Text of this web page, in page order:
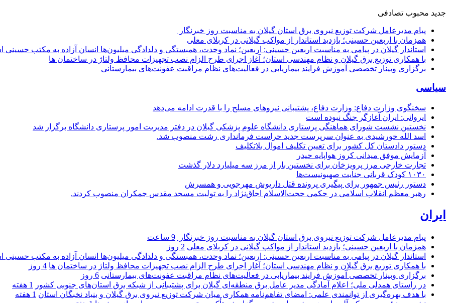
جدید محبوب تصادفی
پیام مدیرعامل شركت توزیع نیروی برق استان گیلان به مناسبت روز خبرنگار ‌
همزمان با اربعین حسینی؛ بازدید استاندار از مواکب گیلانی در کربلای معلی
استاندار گیلان در پیامی به مناسبت اربعین حسینی: اربعین؛ نماد وحدت، همبستگی و دلدادگی میلیون‌ها انسان آزاده به مکتب
با همکاری توزیع برق گیلان و نظام مهندسی استان؛ آغاز اجرای طرح الزام نصب تجهیزات محافظ ولتاژ در ساختمان ها
برگزاری وبینار تخصصی آموزش فرایند بیماریابی در فعالیت‌های نظام مراقبت عفونت‌های بیمارستانی
سیاسی
سخنگوی وزارت دفاع: وزارت دفاع، پشتیبانی نیرو‌های مسلح را با قدرت ادامه می‌دهد
ایروانی: ایران آغازگر جنگ نبوده است
نخستین نشست شورای هماهنگی پرستاری دانشگاه علوم پزشکی گیلان در دفتر مدیریت امور پرستاری دانشگاه برگزار شد
اسد الله خورشیدی به عنوان سرپرست جدید حراست فرمانداری رشت منصوب شد.
دستور دادستان کل کشور برای تعیین تکلیف اموال بلاتکلیف
آزمایش موفق میدانی کروز هواپایه حیدر
تجارت خارجی مرز پرویزخان برای نخستین بار از مرز سه میلیارد دلار گذشت
۱۰۳۰ کودک قربانی جنایت صهیونیست‌ها
دستور رئیس جمهور برای پیگیری پرونده قتل داریوش مهرجویی و همسرش
رهبر معظم انقلاب اسلامی در حکمی حجت‌الاسلام اجاق‌نژاد را به تولیت مسجد مقدس جمکران منصوب کردند.
ایران
پیام مدیرعامل شركت توزیع نیروی برق استان گیلان به مناسبت روز خبرنگار ‌
9 ساعت
همزمان با اربعین حسینی؛ بازدید استاندار از مواکب گیلانی در کربلای معلی 2 روز
استاندار گیلان در پیامی به مناسبت اربعین حسینی: اربعین؛ نماد وحدت، همبستگی و دلدادگی میلیون‌ها انسان آزاده به مکتب
با همکاری توزیع برق گیلان و نظام مهندسی استان؛ آغاز اجرای طرح الزام نصب تجهیزات محافظ ولتاژ در ساختمان ها 4 روز
برگزاری وبینار تخصصی آموزش فرایند بیماریابی در فعالیت‌های نظام مراقبت عفونت‌های بیمارستانی 6 روز
در راستای همدلی ملی؛ اعلام آمادگی مدیر عامل برق منطقه‌ای گیلان برای پشتیبانی از شبكه برق استان‌های جنوبی كشور
1 هفته
با هدف بهره‌گیری از توانمندی علمی: امضای تفاهم‌نامه همكاری میان شركت توزیع نیروی برق گیلان و بنیاد نخبگان استان 1 هفته